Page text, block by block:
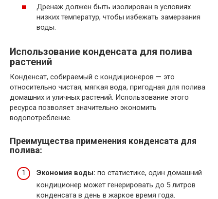
Дренаж должен быть изолирован в условиях
низких температур, чтобы избежать замерзания
воды.
Использование конденсата для полива
растений
Конденсат, собираемый с кондиционеров — это
относительно чистая, мягкая вода, пригодная для полива
домашних и уличных растений. Использование этого
ресурса позволяет значительно экономить
водопотребление.
Преимущества применения конденсата для
полива:
Экономия воды: по статистике, один домашний
кондиционер может генерировать до 5 литров
конденсата в день в жаркое время года.